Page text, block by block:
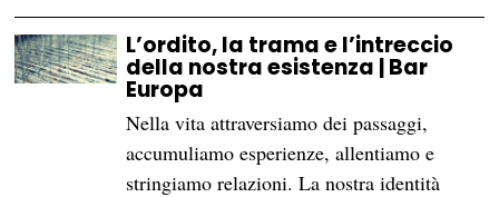
L’ordito, la trama e l’intreccio
della nostra esistenza | Bar
Europa
Nella vita attraversiamo dei passaggi,
accumuliamo esperienze, allentiamo e
stringiamo relazioni. La nostra identità